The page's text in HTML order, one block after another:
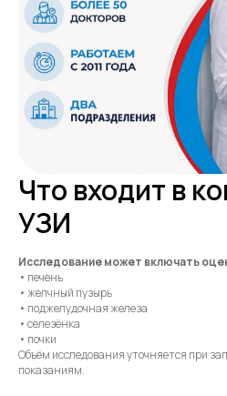
Что входит в
УЗИ
Исследование может включать
• печень
• желчный пузырь
• поджелудочная железа
• селезёнка
• почки
Объём исследования уточняется при
показаниям.